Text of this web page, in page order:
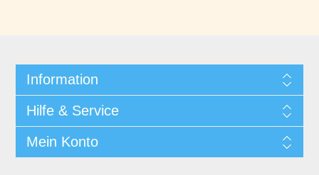
Information
Hilfe & Service
Mein Konto